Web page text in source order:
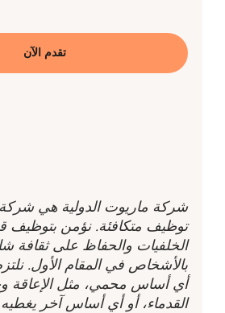
شركة ماريوت الدولية هي شركة
توظيف متكافئة. نؤمن بتوظيف قوى
الخلفيات والحفاظ على ثقافة
بالأشخاص في المقام الأول. نلتزم
أي أساس محمي، مثل الإعاقة
القدماء، أو أي أساس آخر يغطيه
تقدم الآن